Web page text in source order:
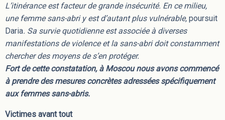
L’itinérance est facteur de grande insécurité. En ce milieu,
une femme sans-abri y est d’autant plus vulnérable, poursuit
Daria. Sa survie quotidienne est associée à diverses
manifestations de violence et la sans-abri doit constamment
chercher des moyens de s’en protéger.
Fort de cette constatation, à Moscou nous avons commencé
à prendre des mesures concrètes adressées spécifiquement
aux femmes sans-abris.
Victimes avant tout